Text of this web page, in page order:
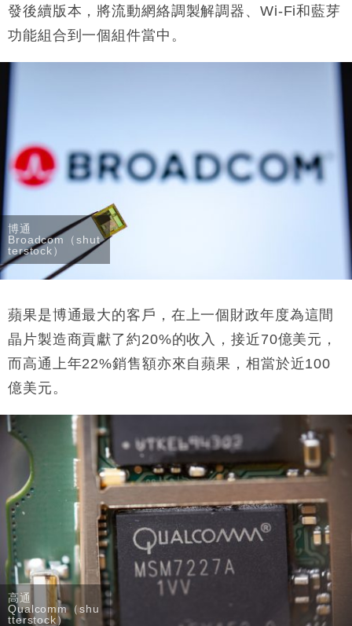
發後續版本，將流動網絡調製解調器、Wi-Fi和藍芽
功能組合到一個組件當中。
博通
Broadcom（shut
terstock）
蘋果是博通最大的客戶，在上一個財政年度為這間
晶片製造商貢獻了約20%的收入，接近70億美元，
而高通上年22%銷售額亦來自蘋果，相當於近100
億美元。
高通
Qualcomm（shu
tterstock）